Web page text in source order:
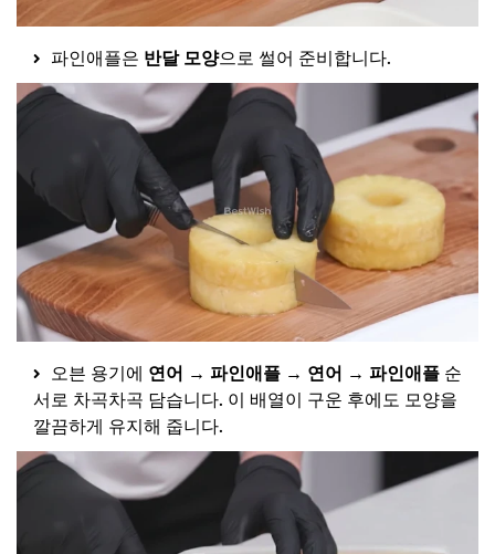
파인애플은 반달 모양으로 썰어 준비합니다.
오븐 용기에 연어 → 파인애플 → 연어 → 파인애플 순
서로 차곡차곡 담습니다. 이 배열이 구운 후에도 모양을
깔끔하게 유지해 줍니다.